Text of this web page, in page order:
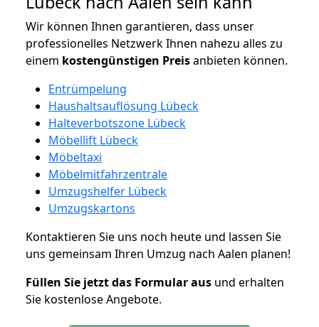
Wir können Ihnen garantieren, dass unser
professionelles Netzwerk Ihnen nahezu alles zu
einem kostengünstigen Preisanbieten können.
Entrümpelung
Haushaltsauflösung Lübeck
Halteverbotszone Lübeck
Möbellift Lübeck
Möbeltaxi
Möbelmitfahrzentrale
Umzugshelfer Lübeck
Umzugskartons
Kontaktieren Sie uns noch heute und lassen Sie
uns gemeinsam Ihren Umzug nach Aalen planen!
Füllen Sie jetzt das Formular aus und erhalten
Sie kostenlose Angebote.